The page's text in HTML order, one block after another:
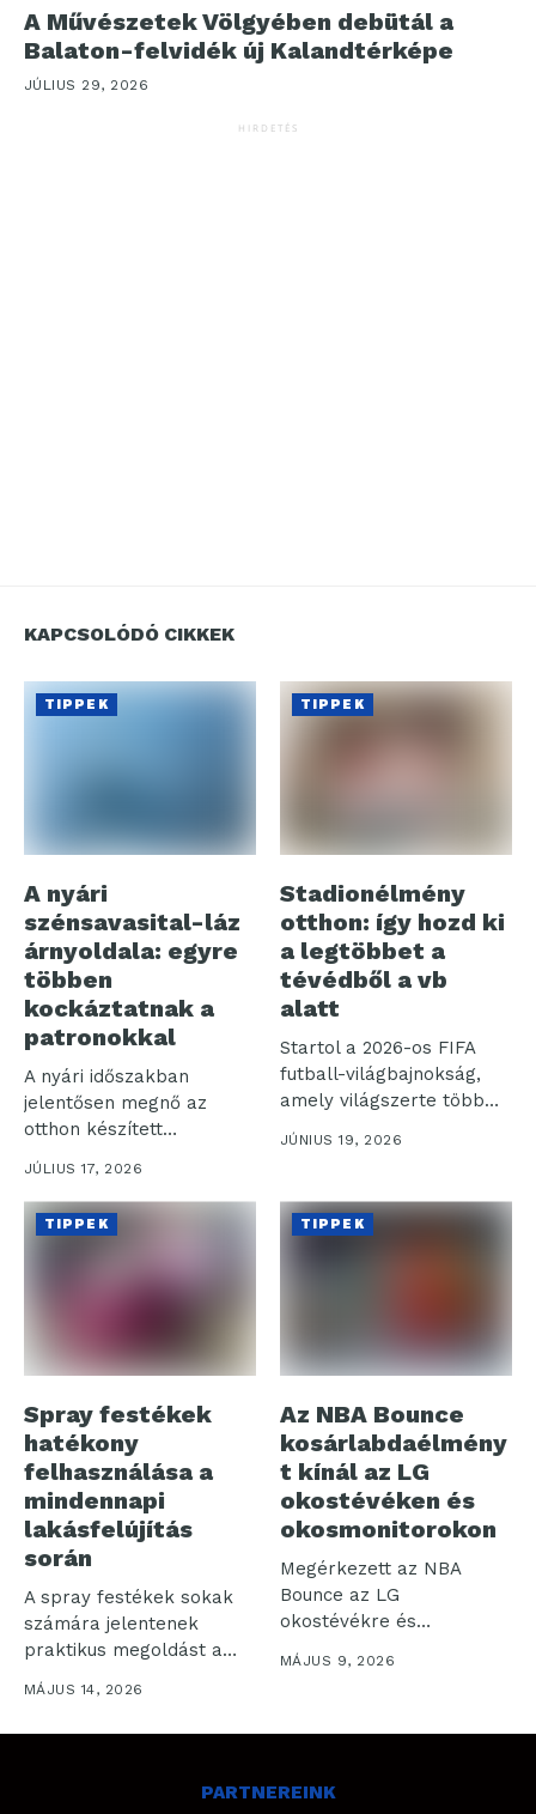
A Művészetek Völgyében debütál a
Balaton-felvidék új Kalandtérképe
JÚLIUS 29, 2026
HIRDETÉS
KAPCSOLÓDÓ CIKKEK
TIPPEK
A nyári
szénsavasital-láz
árnyoldala: egyre
többen
kockáztatnak a
patronokkal
A nyári időszakban
jelentősen megnő az
otthon készített
szénsavas italok iránti
JÚLIUS 17, 2026
TIPPEK
Stadionélmény
otthon: így hozd ki
a legtöbbet a
tévédből a vb
alatt
Startol a 2026-os FIFA
futball-világbajnokság,
amely világszerte több
milliárd nézőt vonz a...
JÚNIUS 19, 2026
TIPPEK
Spray festékek
hatékony
felhasználása a
mindennapi
lakásfelújítás
során
A spray festékek sokak
számára jelentenek
praktikus megoldást a
lakásfelújítás során. Bár...
MÁJUS 14, 2026
TIPPEK
Az NBA Bounce
kosárlabdaélmény
t kínál az LG
okostévéken és
okosmonitorokon
Megérkezett az NBA
Bounce az LG
okostévékre és
okosmonitorokra: az LG
Electronics...
MÁJUS 9, 2026
PARTNEREINK